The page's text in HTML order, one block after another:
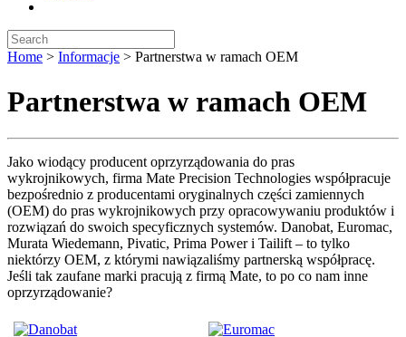
Search:
Home > Informacje > Partnerstwa w ramach OEM
Partnerstwa w ramach OEM
Jako wiodący producent oprzyrządowania do pras
wykrojnikowych, firma Mate Precision Technologies współpracuje
bezpośrednio z producentami oryginalnych części zamiennych
(OEM) do pras wykrojnikowych przy opracowywaniu produktów i
rozwiązań do swoich specyficznych systemów. Danobat, Euromac,
Murata Wiedemann, Pivatic, Prima Power i Tailift – to tylko
niektórzy OEM, z którymi nawiązaliśmy partnerską współpracę.
Jeśli tak zaufane marki pracują z firmą Mate, to po co nam inne
oprzyrządowanie?